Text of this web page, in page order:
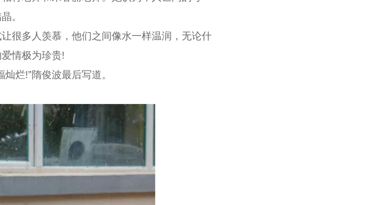
。
很多人羡慕，他们之间像水一样温润，无论什
情极为珍贵!
烂!”隋俊波最后写道。